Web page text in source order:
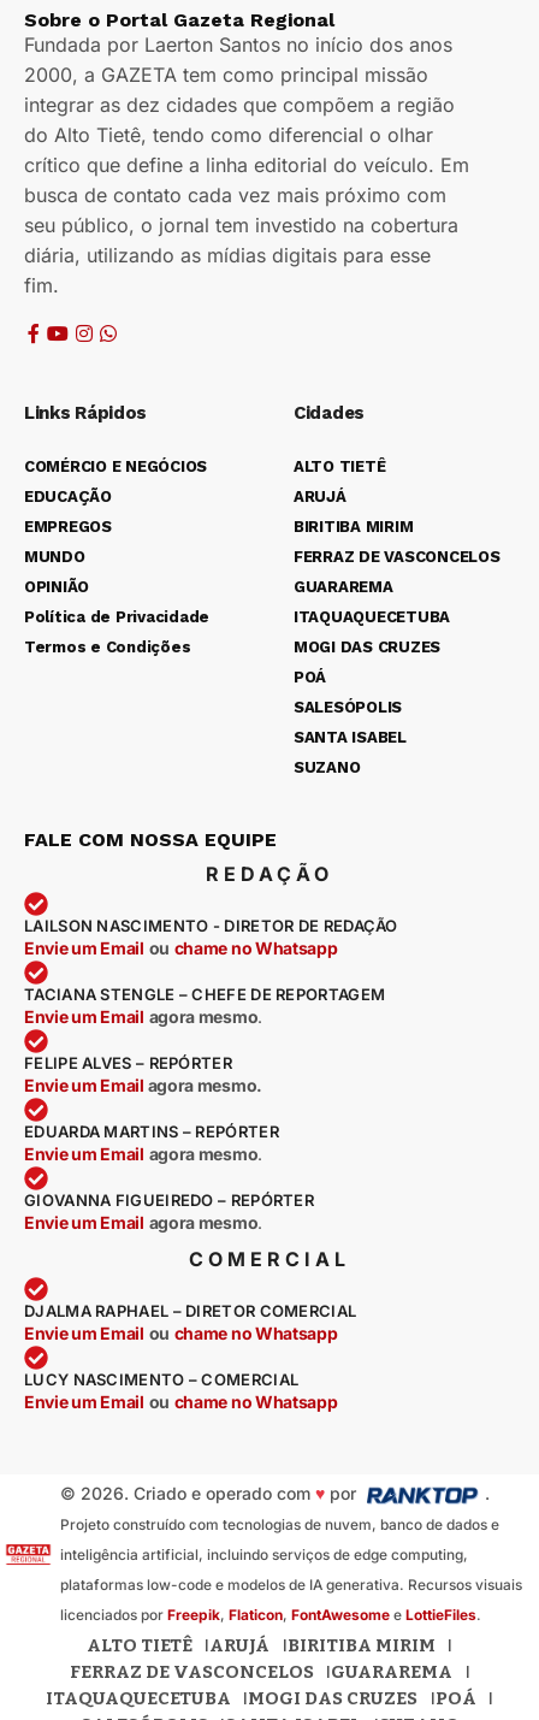
Sobre o Portal Gazeta Regional
Fundada por Laerton Santos no início dos anos
2000, a GAZETA tem como principal missão
integrar as dez cidades que compõem a região
do Alto Tietê, tendo como diferencial o olhar
crítico que define a linha editorial do veículo. Em
busca de contato cada vez mais próximo com
seu público, o jornal tem investido na cobertura
diária, utilizando as mídias digitais para esse
fim.
Links Rápidos
COMÉRCIO E NEGÓCIOS
EDUCAÇÃO
EMPREGOS
MUNDO
OPINIÃO
Política de Privacidade
Termos e Condições
Cidades
ALTO TIETÊ
ARUJÁ
BIRITIBA MIRIM
FERRAZ DE VASCONCELOS
GUARAREMA
ITAQUAQUECETUBA
MOGI DAS CRUZES
POÁ
SALESÓPOLIS
SANTA ISABEL
SUZANO
FALE COM NOSSA EQUIPE
REDAÇÃO
LAILSON NASCIMENTO - DIRETOR DE REDAÇÃO
Envie um Email ou chame no Whatsapp
TACIANA STENGLE – CHEFE DE REPORTAGEM
Envie um Email agora mesmo.
FELIPE ALVES – REPÓRTER
Envie um Email agora mesmo.
EDUARDA MARTINS – REPÓRTER
Envie um Email agora mesmo.
GIOVANNA FIGUEIREDO – REPÓRTER
Envie um Email agora mesmo.
COMERCIAL
DJALMA RAPHAEL – DIRETOR COMERCIAL
Envie um Email ou chame no Whatsapp
LUCY NASCIMENTO – COMERCIAL
Envie um Email ou chame no Whatsapp
© 2026. Criado e operado com ♥por .
Projeto construído com tecnologias de nuvem, banco de dados e
inteligência artificial, incluindo serviços de edge computing,
plataformas low-code e modelos de IA generativa. Recursos visuais
licenciados por Freepik, Flaticon, FontAwesomee LottieFiles.
ALTO TIETÊ ARUJÁ
BIRITIBA MIRIM
FERRAZ DE VASCONCELOS
GUARAREMA
ITAQUAQUECETUBA
MOGI DAS CRUZES
POÁ